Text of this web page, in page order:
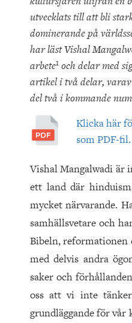
utvecklats till att bli
dominerande på
har läst Vishal
arbete1 och delar med
artikel i två delar,
del två i kommande
Klicka här
som PDF-fil.
Vishal Mangalwadi är
ett land där
mycket närvarande.
samhällsvetare och
Bibeln, reformationen
med delvis andra
saker och
oss att vi inte
grundläggande för